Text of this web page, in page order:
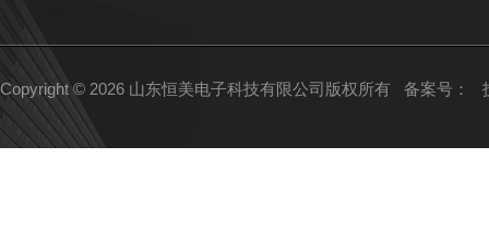
Copyright © 2026 山东恒美电子科技有限公司版权所有 备案号：